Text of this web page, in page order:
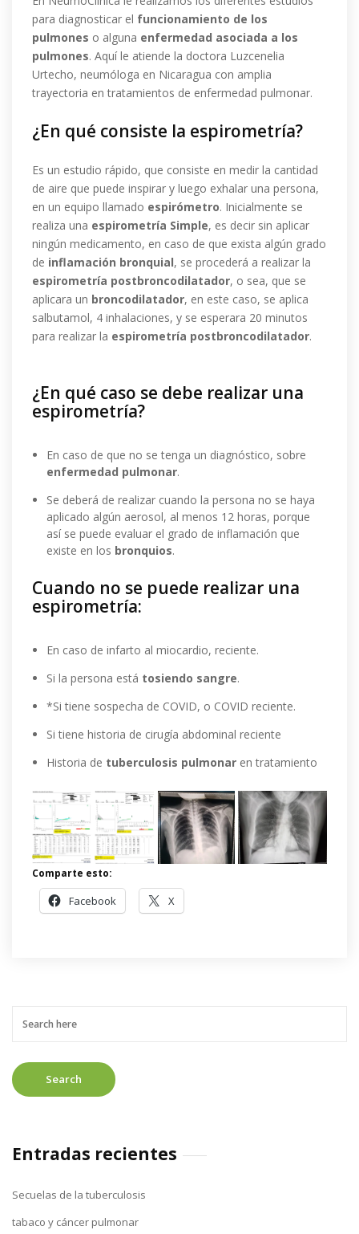
para diagnosticar el funcionamiento de los
pulmones o alguna enfermedad asociada a los
pulmones. Aquí le atiende la doctora Luzcenelia
Urtecho, neumóloga en Nicaragua con amplia
trayectoria en tratamientos de enfermedad pulmonar.
¿En qué consiste la espirometría?
Es un estudio rápido, que consiste en medir la cantidad
de aire que puede inspirar y luego exhalar una persona,
en un equipo llamado espirómetro. Inicialmente se
realiza una espirometría Simple, es decir sin aplicar
ningún medicamento, en caso de que exista algún grado
de inflamación bronquial, se procederá a realizar la
espirometría postbroncodilatador, o sea, que se
aplicara un broncodilatador, en este caso, se aplica
salbutamol, 4 inhalaciones, y se esperara 20 minutos
para realizar la espirometría postbroncodilatador.
¿En qué caso se debe realizar una
espirometría?
En caso de que no se tenga un diagnóstico, sobre
enfermedad pulmonar.
Se deberá de realizar cuando la persona no se haya
aplicado algún aerosol, al menos 12 horas, porque
así se puede evaluar el grado de inflamación que
existe en los bronquios.
Cuando no se puede realizar una
espirometría:
En caso de infarto al miocardio, reciente.
Si la persona está tosiendo sangre.
*Si tiene sospecha de COVID, o COVID reciente.
Si tiene historia de cirugía abdominal reciente
Historia de tuberculosis pulmonar en tratamiento
Comparte esto:
Facebook X
Entradas recientes
Secuelas de la tuberculosis
tabaco y cáncer pulmonar